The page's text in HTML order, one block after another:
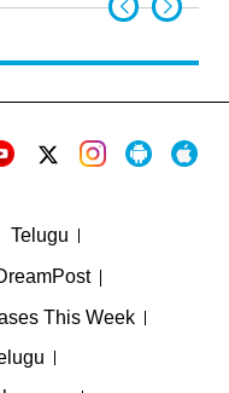
Telugu
This Week